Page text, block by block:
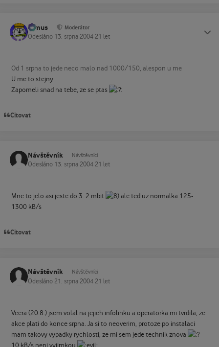
tomus Moderátor
Odesláno 13. srpna 2004 21 let
Od 1 srpna to jede neco malo nad 1000/150, alespon u me
U me to stejny.
Zapomeli snad na tebe, ze se ptas
Citovat
Návštěvník Návštěvníci
Odesláno 13. srpna 2004 21 let
Mne to jelo asi jeste do 3. 2 mbit
ale ted uz normalka 125-
1300 kB/s
Citovat
Návštěvník Návštěvníci
Odesláno 21. srpna 2004 21 let
Vcera (20.8.) jsem volal na jejich infolinku a operatorka mi tvrdila, ze
akce plati do konce srpna. Ja si to neoverim, protoze po instalaci
mam takovy vypadky rychlosti, ze mi sem jede technik znova